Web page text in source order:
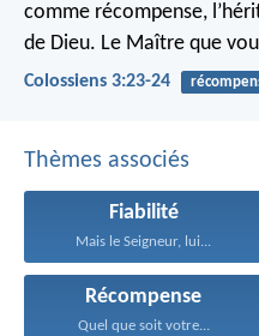
comme récompense,
de Dieu. Le Maître que
Colossiens 3:23-24
Thèmes associés
Fiabilité
Mais le Seigneur, lui...
Récompense
Quel que soit votre...